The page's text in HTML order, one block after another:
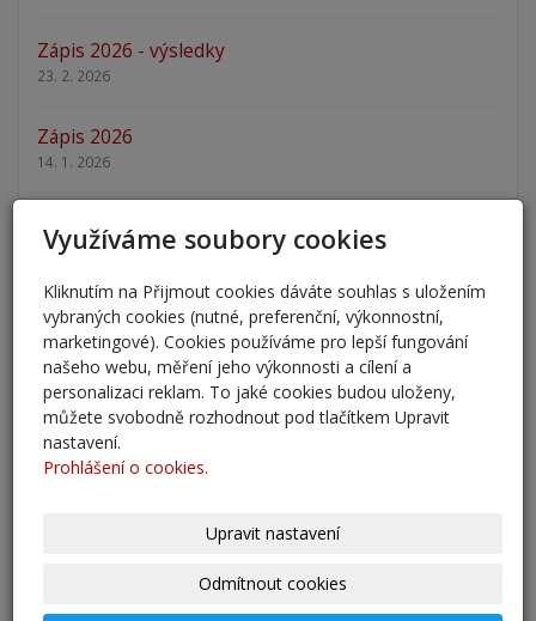
Zápis 2026 - výsledky
23. 2. 2026
Zápis 2026
14. 1. 2026
Nový školní rok - informace
31. 8. 2025
Pěšky do školy
29. 8. 2025
Adaptační kurzy
27. 8. 2025
Zahájení školního roku 2025/2026
Využíváme soubory cookies
Kliknutím na Přijmout cookies dáváte souhlas s uložením
vybraných cookies (nutné, preferenční, výkonnostní,
marketingové). Cookies používáme pro lepší fungování
našeho webu, měření jeho výkonnosti a cílení a
personalizaci reklam. To jaké cookies budou uloženy,
můžete svobodně rozhodnout pod tlačítkem Upravit
nastavení.
Prohlášení o cookies.
Upravit nastavení
Odmítnout cookies